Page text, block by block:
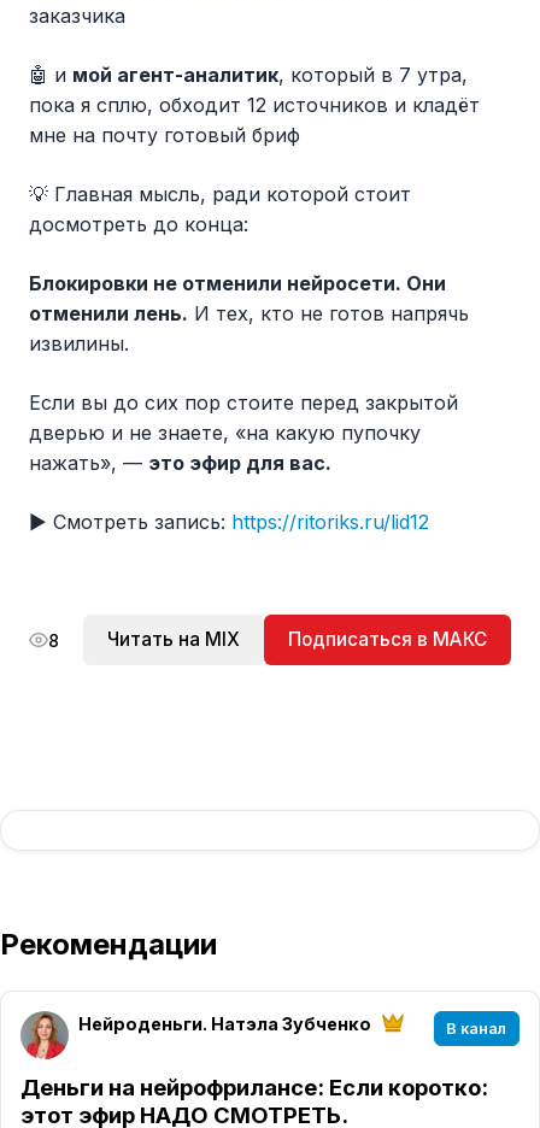
заказчика
🤖 и мой агент-аналитик, который в 7 утра,
пока я сплю, обходит 12 источников и кладёт
мне на почту готовый бриф
💡 Главная мысль, ради которой стоит
досмотреть до конца:
Блокировки не отменили нейросети. Они
отменили лень. И тех, кто не готов напрячь
извилины.
Если вы до сих пор стоите перед закрытой
дверью и не знаете, «на какую пупочку
нажать», — это эфир для вас.
▶️ Смотреть запись: https://ritoriks.ru/lid12
8 Читать на MIX Подписаться в МАКС
Рекомендации
Нейроденьги. Натэла Зубченко В канал
Деньги на нейрофрилансе: Если коротко:
этот эфир НАДО СМОТРЕТЬ.